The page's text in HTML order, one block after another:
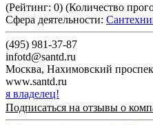
(Рейтинг: 0) (Количество
Сфера деятельности:
(495) 981-37-87
infotd@santd.ru
Москва, Нахимовский
www.santd.ru
я владелец!
Подписаться на отзывы о